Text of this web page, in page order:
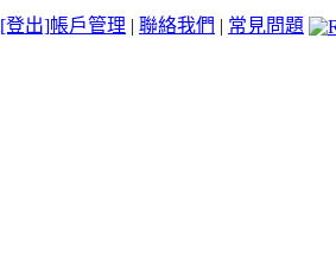
[登出]帳戶管理 | 聯絡我們 | 常見問題